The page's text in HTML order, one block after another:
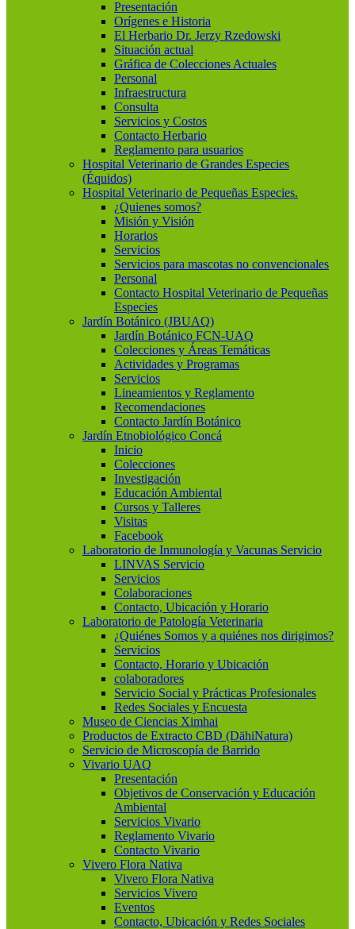
Presentación
Orígenes e Historia
El Herbario Dr. Jerzy Rzedowski
Situación actual
Gráfica de Colecciones Actuales
Personal
Infraestructura
Consulta
Servicios y Costos
Contacto Herbario
Reglamento para usuarios
Hospital Veterinario de Grandes Especies
(Équidos)
Hospital Veterinario de Pequeñas Especies.
¿Quienes somos?
Misión y Visión
Horarios
Servicios
Servicios para mascotas no convencionales
Personal
Contacto Hospital Veterinario de Pequeñas
Especies
Jardín Botánico (JBUAQ)
Jardín Botánico FCN-UAQ
Colecciones y Áreas Temáticas
Actividades y Programas
Servicios
Lineamientos y Reglamento
Recomendaciones
Contacto Jardín Botánico
Jardín Etnobiológico Concá
Inicio
Colecciones
Investigación
Educación Ambiental
Cursos y Talleres
Visitas
Facebook
Laboratorio de Inmunología y Vacunas Servicio
LINVAS Servicio
Servicios
Colaboraciones
Contacto, Ubicación y Horario
Laboratorio de Patología Veterinaria
¿Quiénes Somos y a quiénes nos dirigimos?
Servicios
Contacto, Horario y Ubicación
colaboradores
Servicio Social y Prácticas Profesionales
Redes Sociales y Encuesta
Museo de Ciencias Ximhai
Productos de Extracto CBD (DähiNatura)
Servicio de Microscopía de Barrido
Vivario UAQ
Presentación
Objetivos de Conservación y Educación
Ambiental
Servicios Vivario
Reglamento Vivario
Contacto Vivario
Vivero Flora Nativa
Vivero Flora Nativa
Servicios Vivero
Eventos
Contacto, Ubicación y Redes Sociales